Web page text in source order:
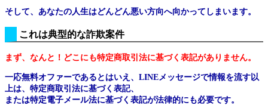
そして、あなたの人生はどんどん悪い方向へ向かってしまいます。
これは典型的な詐欺案件
まず、なんと！どこにも特定商取引法に基づく表記がありません。
一応無料オファーであるとはいえ、LINEメッセージで情報を流す以
上は、特定商取引法に基づく表記、
または特定電子メール法に基づく表記が法律的にも必要です。